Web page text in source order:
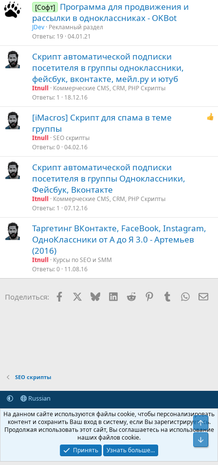
[Софт] Программа для продвижения и
рассылки в одноклассниках - OKBot
JDev Рекламный раздел
Ответы 19 04.01.21
Скрипт автоматической подписки
посетителя в группы одноклассники,
фейсбук, вконтакте, мейл.ру и ютуб
Itnull
Коммерческие CMS, CRM, PHP Скрипты
Ответы 1 18.12.16
[iMacros] Скрипт для спама в теме
группы
Itnull SEO скрипты
Ответы 0 04.02.16
Скрипт автоматической подписки
посетителя в группы Одноклассники,
Фейсбук, Вконтакте
Itnull
Коммерческие CMS, CRM, PHP Скрипты
Ответы 1 07.12.16
Таргетинг ВКонтакте, FaceBook, Instagram,
ОдноКлассники от А до Я 3.0 - Артемьев
(2016)
Itnull
Курсы по SEO и SMM
Ответы 0 11.08.16
Поделиться: FacebookX (Twitter)
BlueskyLinkedIn
Reddit PinterestTumblr
SEO скрипты
Russian
Обратная связь
Условия и правила
Политика конфиденциальности
Помощь Главная
R
S
S
Community platform by XenForo® © 2010-2026 XenForo Ltd.
Крупнейший форум по обмену приватной информацией
© 2013-2026 ITNULL.me| XenForo® © 2026 XenForo Ltd.
На данном сайте используются файлы cookie, чтобы персонализировать
контент и сохранить Ваш вход в систему, если Вы зарегистрируетесь.
Продолжая использовать этот сайт, Вы соглашаетесь на использование
наших файлов cookie.
Принять
Узнать больше…